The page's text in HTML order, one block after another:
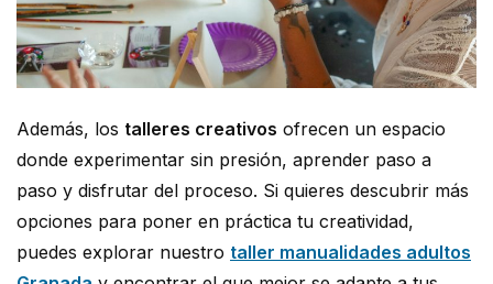
Además, los talleres creativos ofrecen un espacio
donde experimentar sin presión, aprender paso a
paso y disfrutar del proceso. Si quieres descubrir más
opciones para poner en práctica tu creatividad,
puedes explorar nuestro taller manualidades adultos